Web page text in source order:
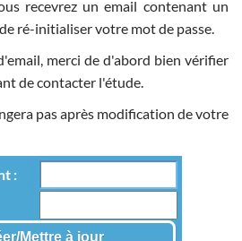
recevrez un email contenant un
ré-initialiser votre mot de passe.
merci de d'abord bien vérifier
de contacter l'étude.
pas après modification de votre